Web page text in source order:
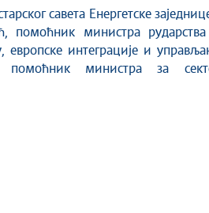
савета Енергетске
помоћник министра
европске интеграције и
министра за